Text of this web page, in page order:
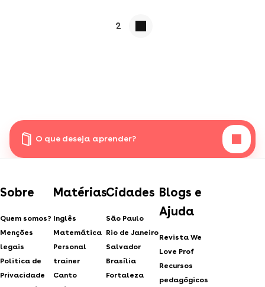
2
O que deseja aprender?
Sobre
Quem somos?
Menções
legais
Politica de
Privacidade
Matérias
Inglês
Matemática
Personal
trainer
Canto
Cidades
São Paulo
Rio de Janeiro
Salvador
Brasília
Fortaleza
Blogs e
Ajuda
Revista We
Love Prof
Recursos
pedagógicos